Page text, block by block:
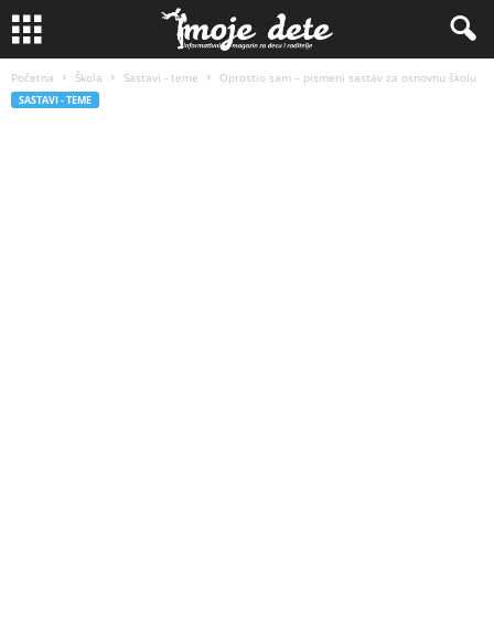
Početna Škola Sastavi - teme Oprostio sam – pismeni sastav za osnovnu školu
SASTAVI - TEME